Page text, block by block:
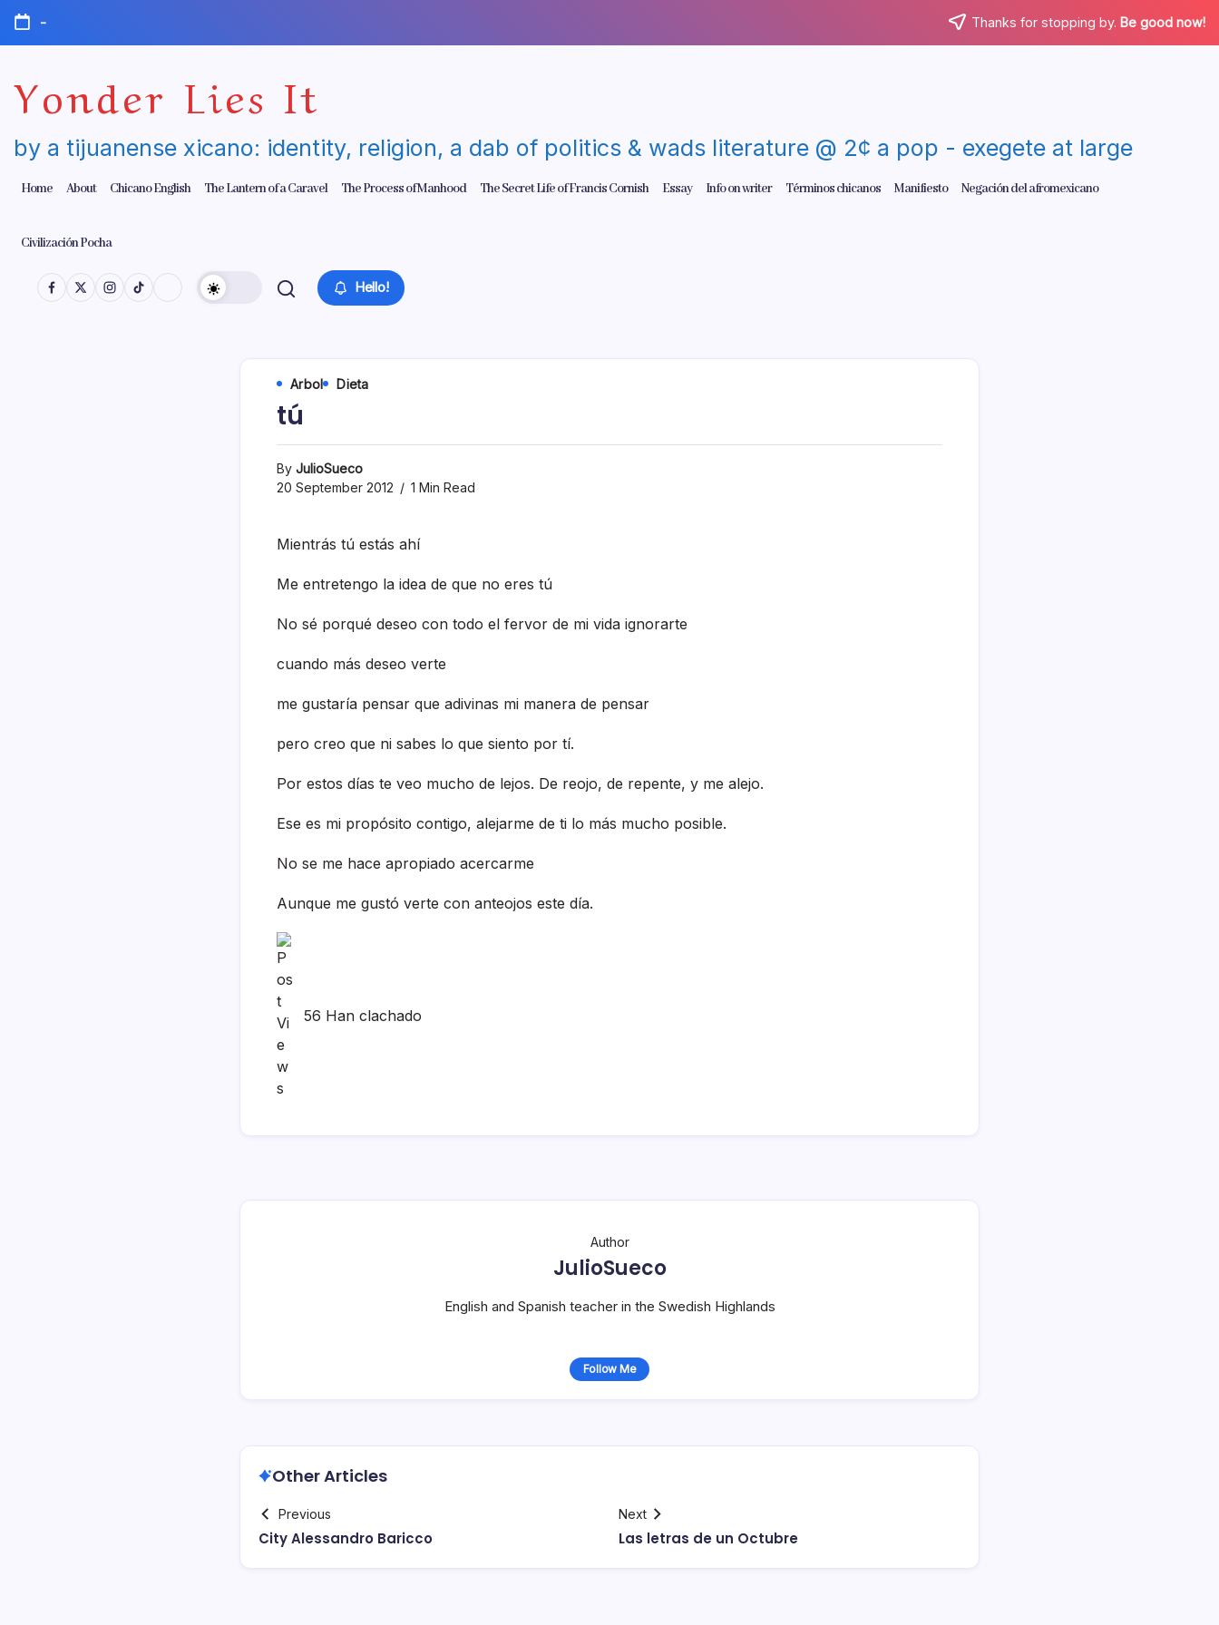
Skip
content
- Thanks for stopping by. Be good now!
Yonder Lies It
by a tijuanense xicano: identity, religion, a dab of politics & wads literature @ 2¢ a pop - exegete at large
Home About Chicano English The Lantern of a Caravel The Process of Manhood The Secret Life of Francis Cornish Essay Info on writer Términos chicanos Manifiesto Negación del afromexicano
Civilización Pocha
Hello!
Arbol Dieta
tú
By JulioSueco
20 September 2012
1 Min Read
Mientrás tú estás ahí­
Me entretengo la idea de que no eres tú
No sé porqué deseo con todo el fervor de mi vida ignorarte
cuando más deseo verte
me gustarí­a pensar que adivinas mi manera de pensar
pero creo que ni sabes lo que siento por tí­.
Por estos dí­as te veo mucho de lejos. De reojo, de repente, y me alejo.
Ese es mi propósito contigo, alejarme de ti lo más mucho posible.
No se me hace apropiado acercarme
Aunque me gustó verte con anteojos este dí­a.
56 Han clachado
Author
JulioSueco
English and Spanish teacher in the Swedish Highlands
Follow Me
Other Articles
Previous
City Alessandro Baricco
Next
Las letras de un Octubre